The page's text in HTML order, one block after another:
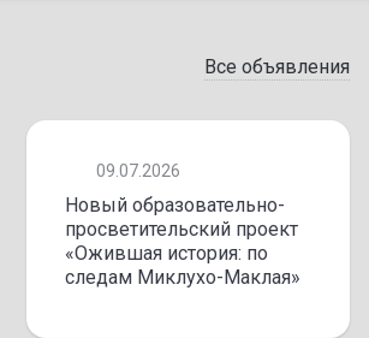
Все объявления
09.07.2026
Новый образовательно-
просветительский проект
«Ожившая история: по
следам Миклухо-Маклая»